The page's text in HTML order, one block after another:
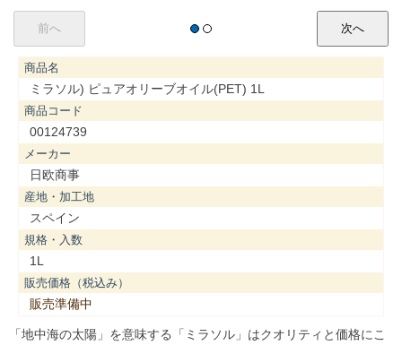
商品名
ミラソル) ピュアオリーブオイル(PET) 1L
商品コード
00124739
メーカー
日欧商事
産地・加工地
スペイン
規格・入数
1L
販売価格（税込み）
販売準備中
「地中海の太陽」を意味する「ミラソル」はクオリティと価格にこ